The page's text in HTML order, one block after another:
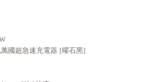
國超急速充電器 [曜石黑]